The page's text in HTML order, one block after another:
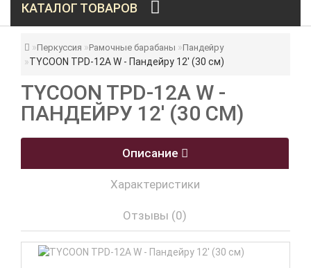
КАТАЛОГ ТОВАРОВ
Перкуссия Рамочные барабаны Пандейру
TYCOON TPD-12A W - Пандейру 12' (30 см)
TYCOON TPD-12A W -
ПАНДЕЙРУ 12' (30 СМ)
Описание
Характеристики
Отзывы (0)